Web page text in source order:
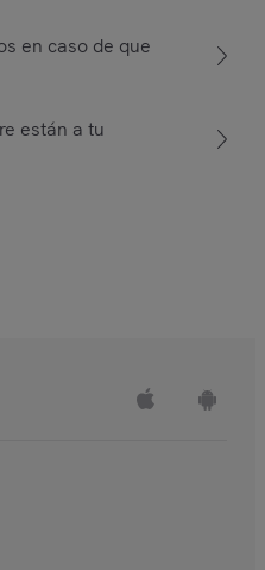
en caso de que
están a tu